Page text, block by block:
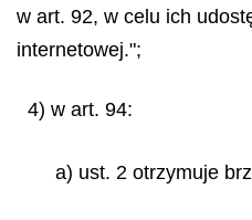
w art. 92, w celu ich
internetowej.";
4) w art. 94:
a) ust. 2 otrzymuje